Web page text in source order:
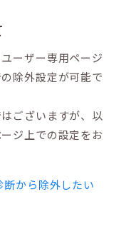
ーザー専用ページ
除外設定が可能で
ございますが、以
ジ上での設定をお
から除外したい